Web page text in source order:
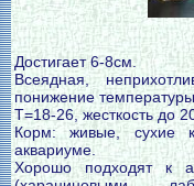
Достигает 6-8см.
Всеядная,
понижение
Т=18-26, жесткость до
Корм: живые, сухие
аквариуме.
Хорошо подходят к